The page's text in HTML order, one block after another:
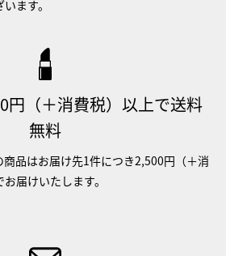
ます。
円（＋消費税）以上で送料
無料
商品はお届け先1件につき2,500円（＋消
届けいたします。